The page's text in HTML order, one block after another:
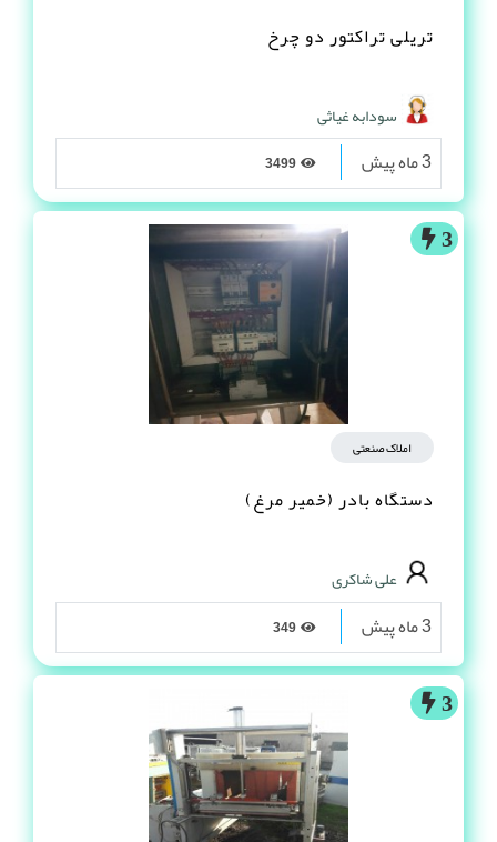
تریلی تراکتور دو چرخ
سودابه غیاثی
3 ماه پیش
3
املاک صنعتی
دستگاه بادر (خمیر مرغ)
علی شاکری
3 ماه پیش
3